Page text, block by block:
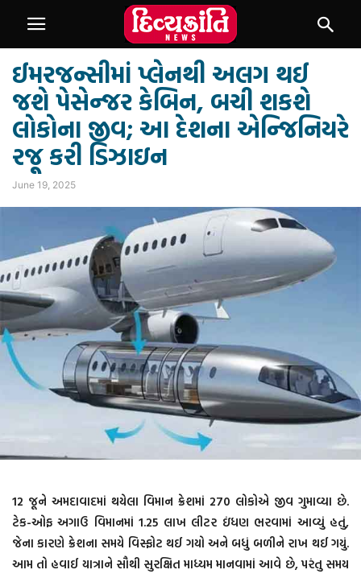
ઈમરજન્સીમાં પ્લેનથી અલગ થઈ
જશે પેસેન્જર કેબિન, બચી શકશે
લોકોના જીવ; આ દેશના એન્જિનિયરે
રજૂ કરી ડિઝાઇન
June 19, 2025
12 જૂને અમદાવાદમાં થયેલા વિમાન ક્રેશમાં 270 લોકોએ જીવ ગુમાવ્યા છે.
ટેક-ઓફ અગાઉ વિમાનમાં 1.25 લાખ લીટર ઇંધણ ભરવામાં આવ્યું હતું,
જેના કારણે ક્રેશના સમયે વિસ્ફોટ થઈ ગયો અને બધું બળીને રાખ થઈ ગયું.
આમ તો હવાઈ યાત્રાને સૌથી સુરક્ષિત માધ્યમ માનવામાં આવે છે, પરંતુ સમય